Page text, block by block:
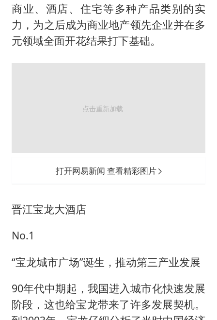
商业、酒店、住宅等多种产品类别的实
力，为之后成为商业地产领先企业并在多
元领域全面开花结果打下基础。
打开网易新闻 查看精彩图片
晋江宝龙大酒店
No.1
“宝龙城市广场”诞生，推动第三产业发展
90年代中期起，我国进入城市化快速发展
阶段，这也给宝龙带来了许多发展契机。